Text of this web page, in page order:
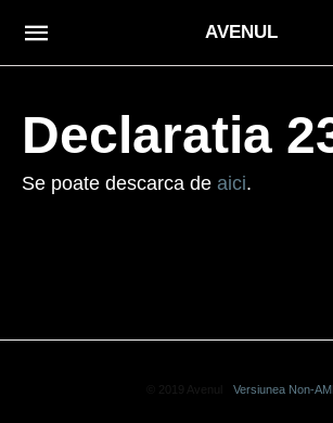
AVENUL
Declaratia
Se poate descarca de aici.
© 2019 Avenul Versiunea Non-